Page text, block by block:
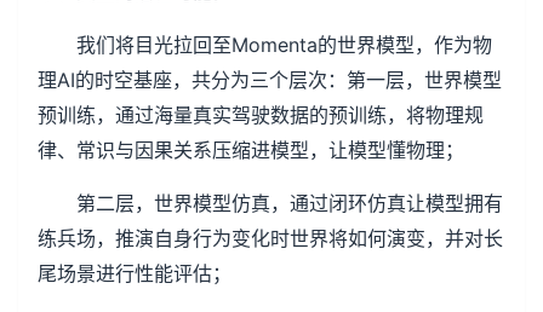
我们将目光拉回至Momenta的世界模型，作为物
理AI的时空基座，共分为三个层次：第一层，世界模型
预训练，通过海量真实驾驶数据的预训练，将物理规
律、常识与因果关系压缩进模型，让模型懂物理；
第二层，世界模型仿真，通过闭环仿真让模型拥有
练兵场，推演自身行为变化时世界将如何演变，并对长
尾场景进行性能评估；